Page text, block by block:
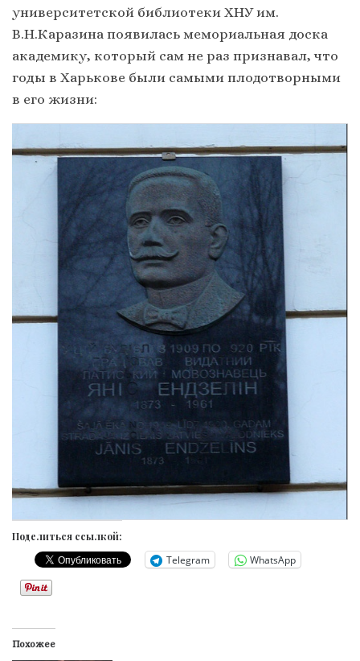
университетской библиотеки ХНУ им.
В.Н.Каразина появилась мемориальная доска
академику, который сам не раз признавал, что
годы в Харькове были самыми плодотворными
в его жизни:
Поделиться ссылкой:
Telegram WhatsApp
Похожее